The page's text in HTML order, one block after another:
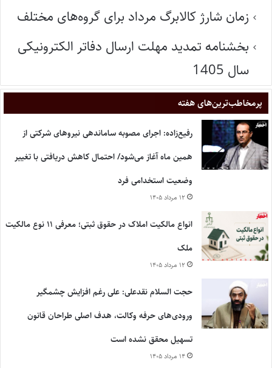
زمان شارژ کالابرگ مرداد برای گروه‌های مختلف
بخشنامه تمدید مهلت ارسال دفاتر الکترونیکی
سال 1405
پر‌مخاطب‌ترین‌های هفته
رفیع‌زاده: اجرای مصوبه ساماندهی نیروهای شرکتی از
همین ماه آغاز می‌شود/ احتمال کاهش دریافتی با تغییر
وضعیت استخدامی فرد
۱۲ مرداد ۱۴۰۵
انواع مالکیت املاک در حقوق ثبتی؛ معرفی ۱۱ نوع مالکیت
ملک
۱۲ مرداد ۱۴۰۵
حجت السلام نقدعلی: علی رغم افزایش چشمگیر
ورودی‌های حرفه وکالت، هدف اصلی طراحان قانون
تسهیل محقق نشده است
۱۴ مرداد ۱۴۰۵